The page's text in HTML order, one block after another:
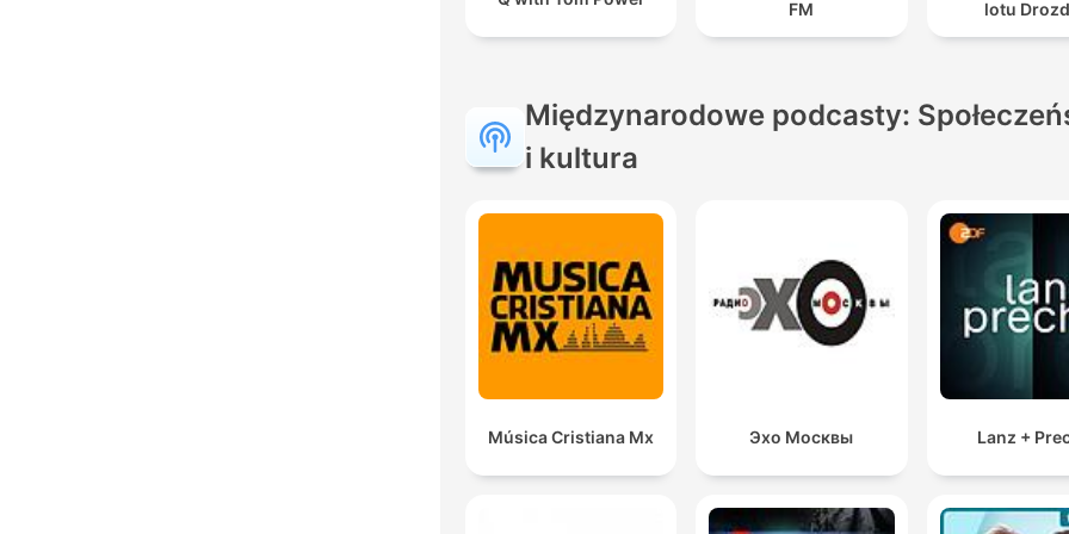
FM lotu
Międzynarodowe podcasty:
i kultura
Música Cristiana Mx Эхо Москвы Lanz +